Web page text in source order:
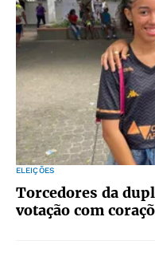
ELEIÇÕES
Torcedores da
votação com